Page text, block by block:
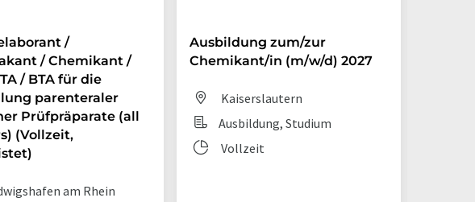
/
/ Chemikant /
/ BTA für die
parenteraler
Prüfpräparate (all
(Vollzeit,
am Rhein
Ausbildung zum/zur
Chemikant/in (m/w/d) 2027
Kaiserslautern
Ausbildung, Studium
Vollzeit